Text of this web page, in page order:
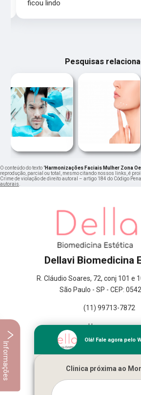
ficou lindo
Pesquisas
‹
O conteúdo do texto "Harmonizações Faciais Mulher Zona
reprodução, parcial ou total, mesmo citando nossos links, é
Crime de violação de direito autoral – artigo 184 do Código
autorais
Dellavi Biomedicina
R. Cláudio Soares, 72, conj 101 e
São Paulo - SP - CEP:
(11) 99713-7872
Home
Empresa
Contato
Mapa do site
Olá! Fale agora pelo
Clinica próxima ao
Informações